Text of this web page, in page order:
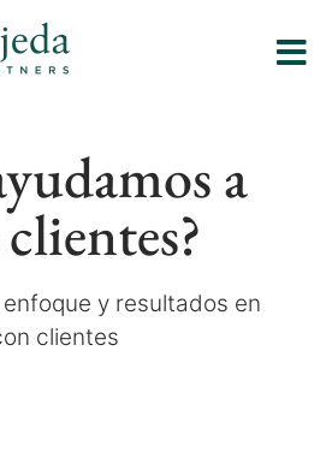
a
y resultados en
clientes